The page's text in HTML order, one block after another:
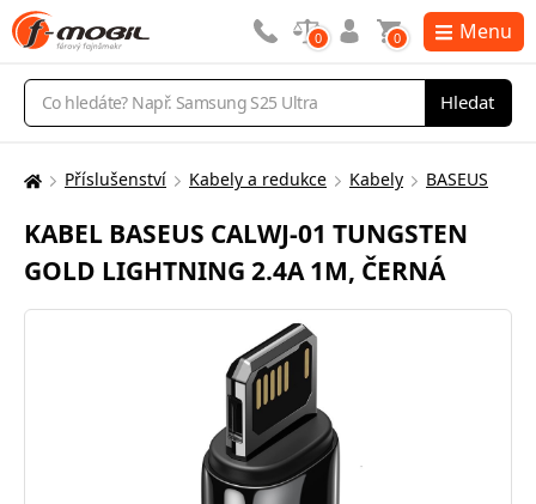
Vyhledávání
Hledat
0 0 Menu
Zde
nacházíte:
Příslušenství Kabely a redukce Kabely BASEUS
KABEL BASEUS CALWJ-01 TUNGSTEN
GOLD LIGHTNING 2.4A 1M, ČERNÁ